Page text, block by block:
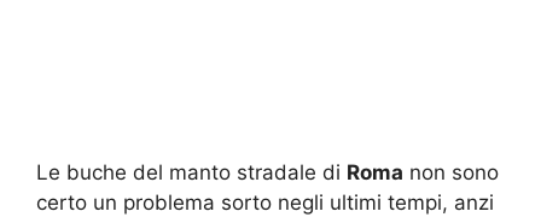
Le buche del manto stradale di Roma non sono
certo un problema sorto negli ultimi tempi, anzi